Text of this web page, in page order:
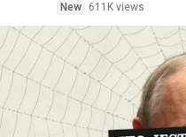
New
611K views